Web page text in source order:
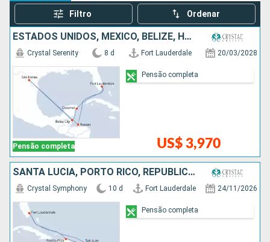
Filtro Ordenar
ESTADOS UNIDOS, MÉXICO, BELIZE, HONDURAS
Pensão completa
Crystal Serenity 8 d Fort Lauderdale 20/03/2028
US$ 3,970
Pensão completa
SANTA LUCIA, PORTO RICO, REPUBLICA DOMINICANA, ESTADOS UNIDOS
Crystal Symphony 10 d Fort Lauderdale 24/11/2026
Pensão completa